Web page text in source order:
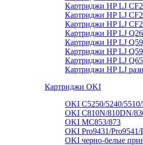
Картриджи HP LJ
Картриджи HP LJ
Картриджи HP LJ
Картриджи HP LJ
Картриджи HP LJ
Картриджи HP LJ
Картриджи HP LJ
Картриджи HP LJ
Картриджи OKI
OKI C5250/5240/
OKI C810N/810DN/
OKI MC853/873
OKI Pro9431/Pro9541/
OKI черно-белые